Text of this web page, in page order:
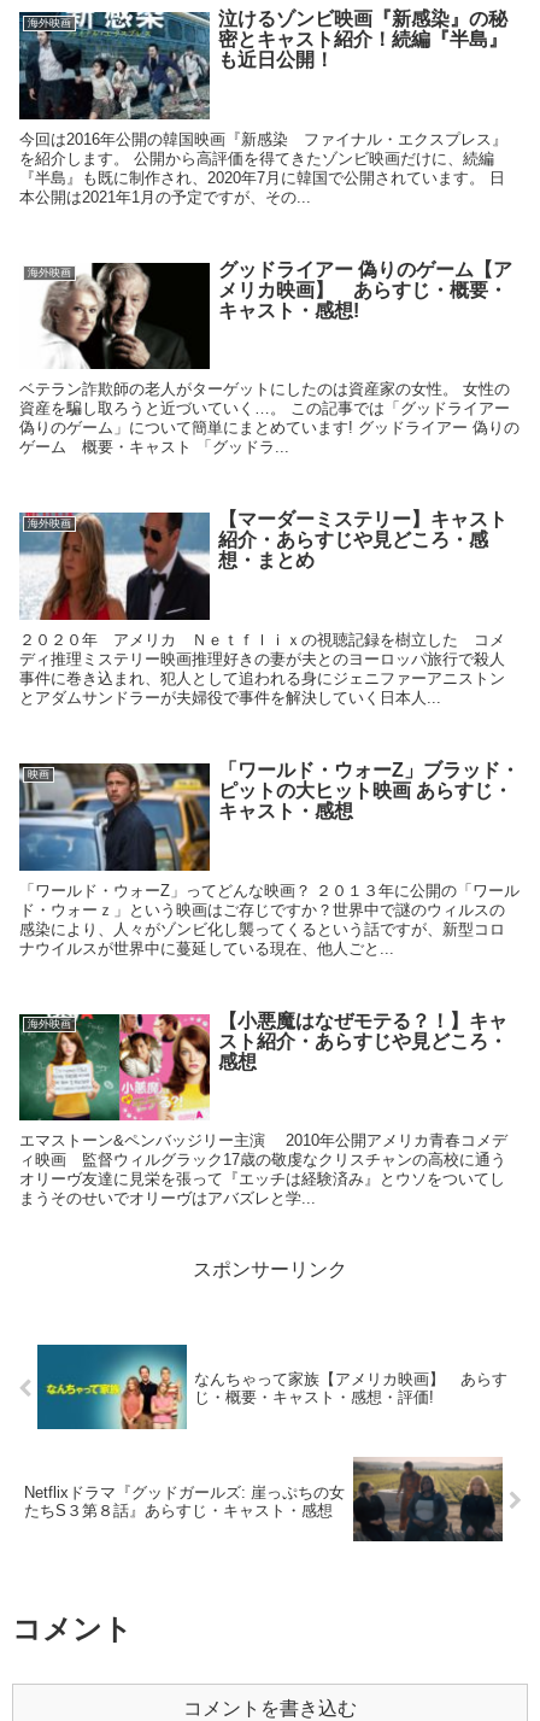
海外映画
泣けるゾンビ映画『新感染』の秘
密とキャスト紹介！続編『半島』
も近日公開！
今回は2016年公開の韓国映画『新感染 ファイナル・エクスプレス』
を紹介します。 公開から高評価を得てきたゾンビ映画だけに、続編
『半島』も既に制作され、2020年7月に韓国で公開されています。 日
本公開は2021年1月の予定ですが、その...
海外映画
グッドライアー 偽りのゲーム【ア
メリカ映画】 あらすじ・概要・
キャスト・感想!
ベテラン詐欺師の老人がターゲットにしたのは資産家の女性。 女性の
資産を騙し取ろうと近づいていく…。 この記事では「グッドライアー
偽りのゲーム」について簡単にまとめています! グッドライアー 偽りの
ゲーム 概要・キャスト 「グッドラ...
海外映画
【マーダーミステリー】キャスト
紹介・あらすじや見どころ・感
想・まとめ
２０２０年 アメリカ Ｎｅｔｆｌｉｘの視聴記録を樹立した コメ
ディ推理ミステリー映画推理好きの妻が夫とのヨーロッパ旅行で殺人
事件に巻き込まれ、犯人として追われる身にジェニファーアニストン
とアダムサンドラーが夫婦役で事件を解決していく日本人...
映画
「ワールド・ウォーZ」ブラッド・
ピットの大ヒット映画 あらすじ・
キャスト・感想
「ワールド・ウォーZ」ってどんな映画？ ２０１３年に公開の「ワール
ド・ウォーｚ」という映画はご存じですか？世界中で謎のウィルスの
感染により、人々がゾンビ化し襲ってくるという話ですが、新型コロ
ナウイルスが世界中に蔓延している現在、他人ごと...
海外映画
【小悪魔はなぜモテる？！】キャ
スト紹介・あらすじや見どころ・
感想
エマストーン&ペンバッジリー主演 2010年公開アメリカ青春コメデ
ィ映画 監督ウィルグラック17歳の敬虔なクリスチャンの高校に通う
オリーヴ友達に見栄を張って『エッチは経験済み』とウソをついてし
まうそのせいでオリーヴはアバズレと学...
スポンサーリンク
なんちゃって家族【アメリカ映画】 あらす
じ・概要・キャスト・感想・評価!
Netflixドラマ『グッドガールズ: 崖っぷちの女
たちS３第８話』あらすじ・キャスト・感想
コメント
コメントを書き込む